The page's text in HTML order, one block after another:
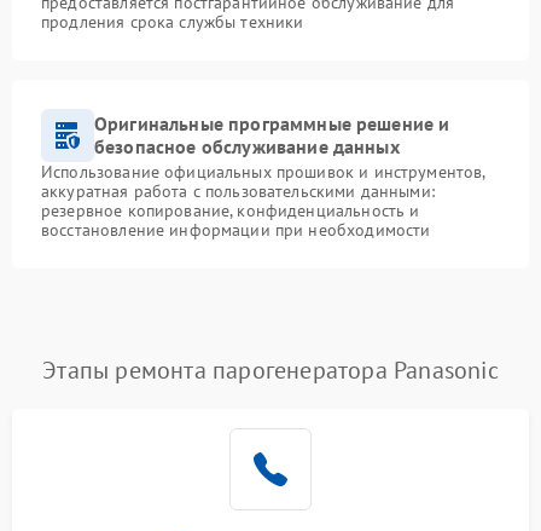
продления срока службы техники
Оригинальные программные решение и
безопасное обслуживание данных
Использование официальных прошивок и инструментов,
аккуратная работа с пользовательскими данными:
резервное копирование, конфиденциальность и
восстановление информации при необходимости
Этапы ремонта парогенератора Panasonic